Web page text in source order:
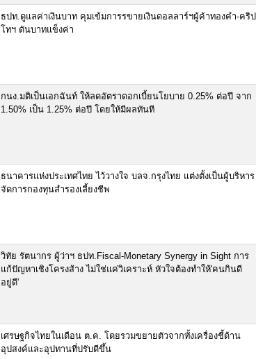
ธปท.ดูแลค่าเงินบาท คุมเข้มการรขายเงินดอลลาร์ฯผู้ค้าทองคำ-คริป
โทฯ ดันบาทแข็งค่า
กนง.มติเป็นเอกฉันท์ ให้ลดอัตราดอกเบี้ยนโยบาย 0.25% ต่อปี จาก
1.50% เป็น 1.25% ต่อปี โดยให้มีผลทันที
ธนาคารแห่งประเทศไทย ไว้วางใจ บลจ.กรุงไทย แต่งตั้งเป็นผู้บริหาร
จัดการกองทุนสำรองเลี้ยงชีพ
วิทัย รัตนากร ผู้ว่าฯ ธปท.Fiscal-Monetary Synergy in Sight การ
แก้ปัญหาเชิงโครงส้าง ไม่ใช่แค่วิเคราะห์ หัวใจต้องทำให้'คนกินดี
อยู่ดี'
เศรษฐกิจไทยในเดือน ต.ค. โดยรวมขยายตัวจากทั้งเครื่องชี้ด้าน
อุปสงค์และอุปทานที่ปรับดีขึ้น